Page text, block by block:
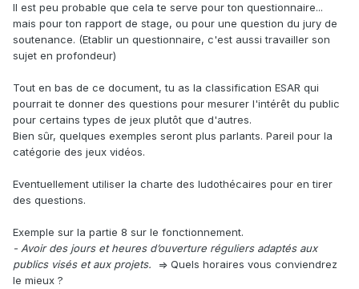
Il est peu probable que cela te serve pour ton questionnaire...
mais pour ton rapport de stage, ou pour une question du jury de
soutenance. (Etablir un questionnaire, c'est aussi travailler son
sujet en profondeur)
Tout en bas de ce document, tu as la classification ESAR qui
pourrait te donner des questions pour mesurer l'intérêt du public
pour certains types de jeux plutôt que d'autres.
Bien sûr, quelques exemples seront plus parlants. Pareil pour la
catégorie des jeux vidéos.
Eventuellement utiliser la charte des ludothécaires pour en tirer
des questions.
Exemple sur la partie 8 sur le fonctionnement.
- Avoir des jours et heures d’ouverture réguliers adaptés aux
publics visés et aux projets.
=> Quels horaires vous conviendrez
le mieux ?